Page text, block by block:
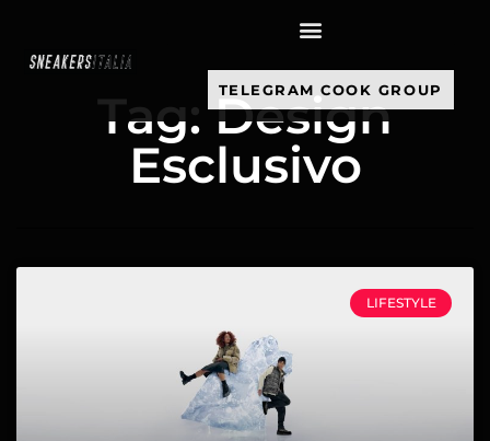
TELEGRAM COOK GROUP
Tag: Design
Esclusivo
LIFESTYLE